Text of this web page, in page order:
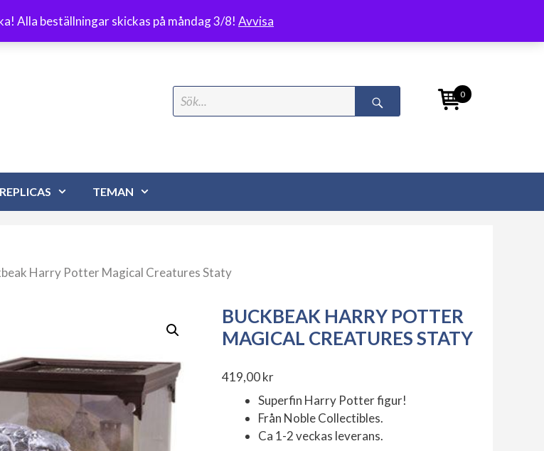
Alla beställningar skickas på måndag 3/8! Avvisa
Search
for:
0
REPLICAS TEMAN
Harry Potter Magical Creatures Staty
BUCKBEAK HARRY POTTER
MAGICAL CREATURES STATY
419,00kr
Superfin Harry Potter figur!
Från Noble Collectibles.
Ca 1-2 veckas leverans.